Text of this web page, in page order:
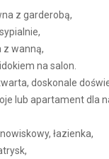
z garderobą,
z wanną,
na salon.
doskonale
lub apartament dla
łazienka,